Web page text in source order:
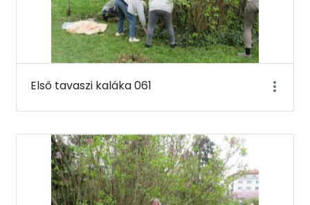
Első tavaszi kaláka 061